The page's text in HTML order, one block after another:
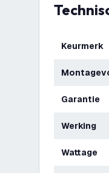
Keurmerk
Garantie
Werking
Wattage